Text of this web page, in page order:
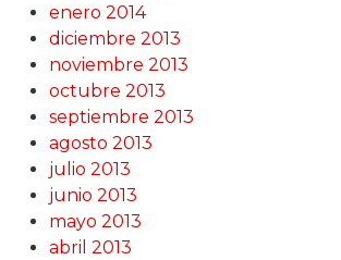
enero 2014
diciembre 2013
noviembre 2013
octubre 2013
septiembre 2013
agosto 2013
julio 2013
junio 2013
mayo 2013
abril 2013